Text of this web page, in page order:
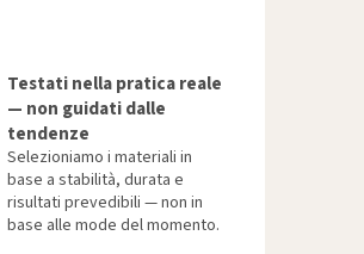
Testati nella pratica reale
— non guidati dalle
tendenze
Selezioniamo i materiali in
base a stabilità, durata e
risultati prevedibili — non in
base alle mode del momento.